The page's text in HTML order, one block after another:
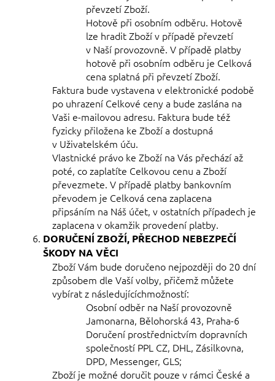
převzetí Zboží.
Hotově při osobním odběru. Hotově
lze hradit Zboží v případě převzetí
v Naší provozovně. V případě platby
hotově při osobním odběru je Celková
cena splatná při převzetí Zboží.
Faktura bude vystavena v elektronické podobě
po uhrazení Celkové ceny a bude zaslána na
Vaši e-mailovou adresu. Faktura bude též
fyzicky přiložena ke Zboží a dostupná
v Uživatelském úču.
Vlastnické právo ke Zboží na Vás přechází až
poté, co zaplatíte Celkovou cenu a Zboží
převezmete. V případě platby bankovním
převodem je Celková cena zaplacena
připsáním na Náš účet, v ostatních případech je
zaplacena v okamžik provedení platby.
DORUČENÍZBOŽÍ, PŘECHOD NEBEZPEČÍ
ŠKODY NA VĚCI
Zboží Vám bude doručeno nejpozději do 20 dní
způsobem dle Vaší volby, přičemž můžete
vybírat z následujícíchmožností:
Osobní odběr na Naší provozovně
Jamonarna, Bělohorská 43, Praha-6
Doručení prostřednictvím dopravních
společností PPL CZ, DHL, Zásilkovna,
DPD, Messenger, GLS;
Zboží je možné doručit pouze v rámci České a